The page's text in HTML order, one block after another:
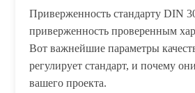
Приверженность стандарту DIN
приверженность проверенным
Вот важнейшие параметры
регулирует стандарт, и почему
вашего проекта.